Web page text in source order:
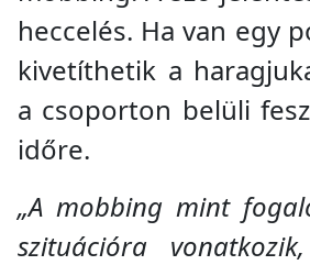
heccelés. Ha van egy
kivetíthetik a
a csoporton belüli
időre.
„A mobbing mint
szituációra